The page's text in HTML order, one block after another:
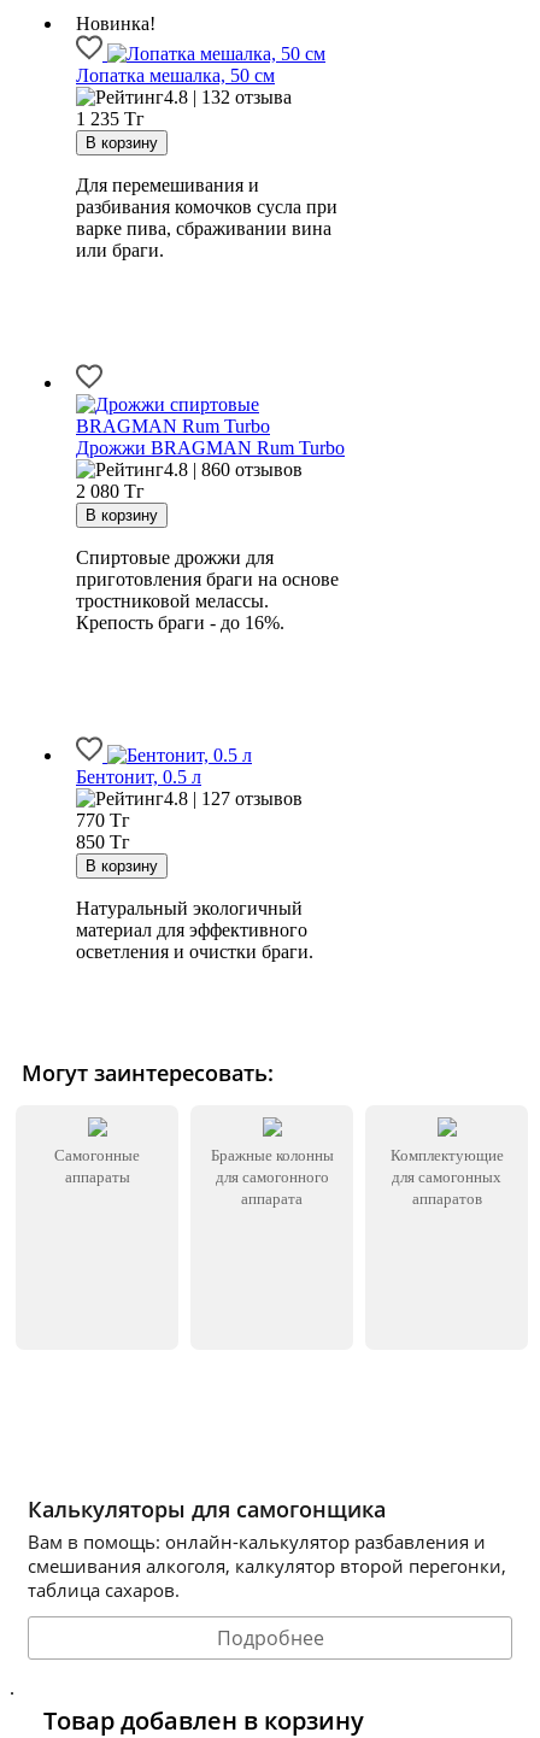
Новинка!
Лопатка мешалка, 50 см
4.8 | 132 отзыва
1 235 Тг
Для перемешивания и
разбивания комочков сусла при
варке пива, сбраживании вина
или браги.
Дрожжи BRAGMAN Rum Turbo
4.8 | 860 отзывов
2 080 Тг
Спиртовые дрожжи для
приготовления браги на основе
тростниковой мелассы.
Крепость браги - до 16%.
Бентонит, 0.5 л
4.8 | 127 отзывов
770 Тг
850 Тг
Натуральный экологичный
материал для эффективного
осветления и очистки браги.
Могут заинтересовать:
Самогонные
аппараты
Бражные колонны
для самогонного
аппарата
Комплектующие
для самогонных
аппаратов
Калькуляторы для самогонщика
Вам в помощь: онлайн-калькулятор разбавления и
смешивания алкоголя, калкулятор второй перегонки,
таблица сахаров.
Подробнее
.
Товар добавлен в корзину